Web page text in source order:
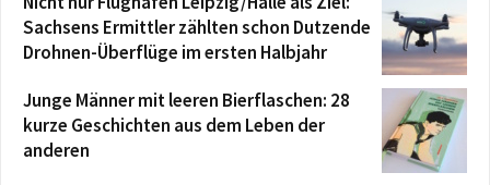
Sachsens Ermittler zählten schon Dutzende
Drohnen-Überflüge im ersten Halbjahr
Junge Männer mit leeren Bierflaschen: 28
kurze Geschichten aus dem Leben der
anderen